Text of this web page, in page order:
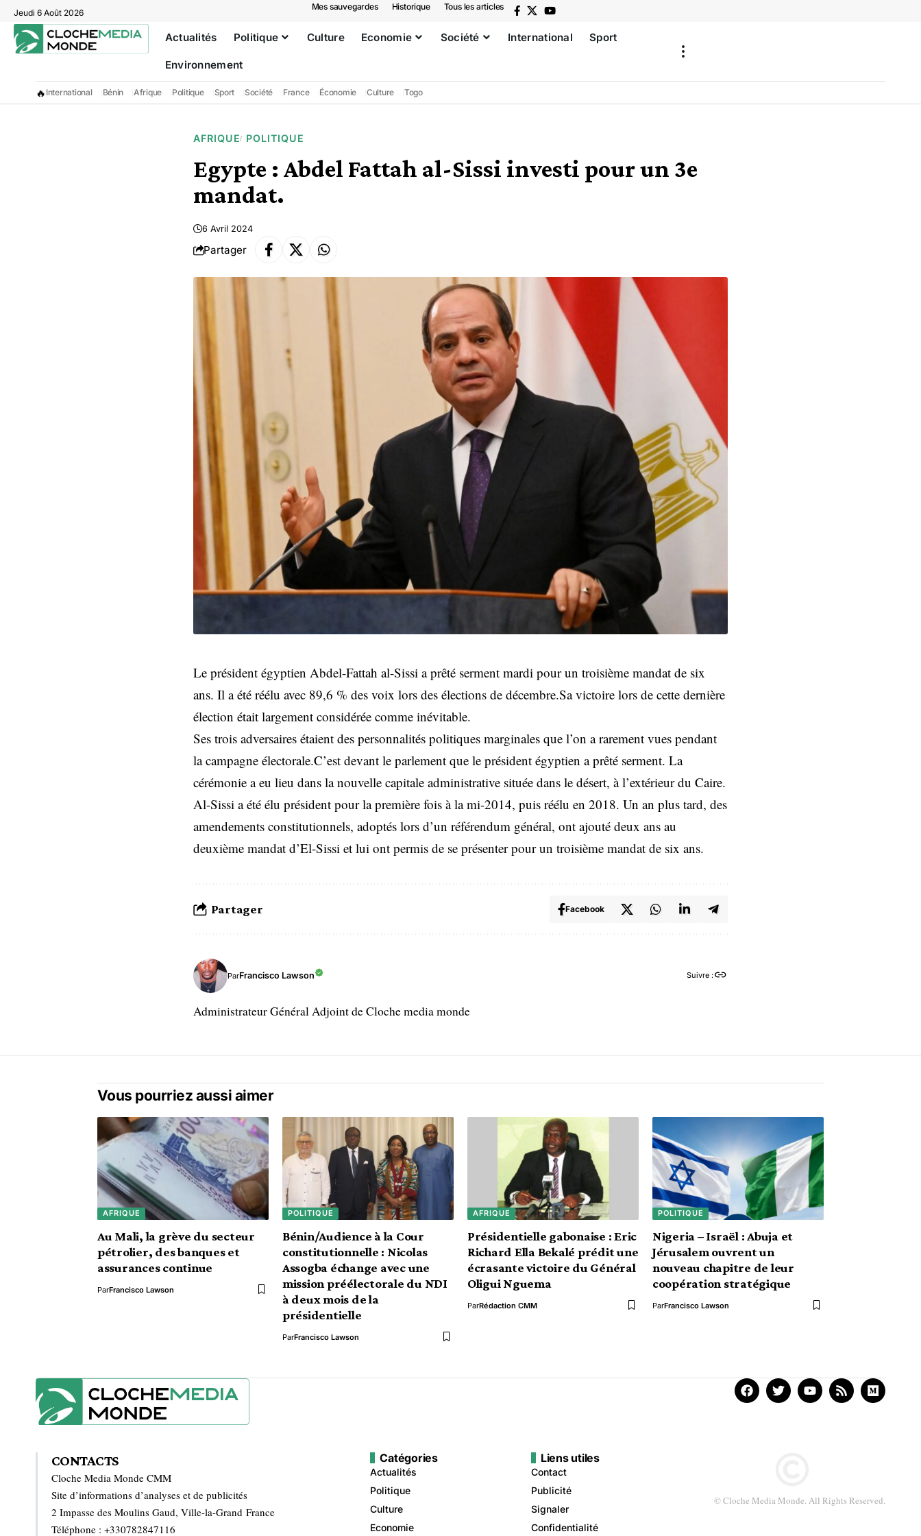
Jeudi 6 Août 2026
Mes sauvegardes Historique Tous les articles
Actualités Politique Culture Economie Société International Sport
Environnement
🔥 International Bénin Afrique Politique Sport Société France Économie Culture Togo
AFRIQUE POLITIQUE
Egypte : Abdel Fattah al-Sissi investi pour un 3e
mandat.
6 Avril 2024
Partager
Le président égyptien Abdel-Fattah al-Sissi a prêté serment mardi pour un troisième mandat de six
ans. Il a été réélu avec 89,6 % des voix lors des élections de décembre.Sa victoire lors de cette dernière
élection était largement considérée comme inévitable.
Ses trois adversaires étaient des personnalités politiques marginales que l’on a rarement vues pendant
la campagne électorale.C’est devant le parlement que le président égyptien a prêté serment. La
cérémonie a eu lieu dans la nouvelle capitale administrative située dans le désert, à l’extérieur du Caire.
Al-Sissi a été élu président pour la première fois à la mi-2014, puis réélu en 2018. Un an plus tard, des
amendements constitutionnels, adoptés lors d’un référendum général, ont ajouté deux ans au
deuxième mandat d’El-Sissi et lui ont permis de se présenter pour un troisième mandat de six ans.
Partager Facebook
ParFrancisco Lawson Suivre :
Administrateur Général Adjoint de Cloche media monde
Vous pourriez aussi aimer
AFRIQUE
Au Mali, la grève du secteur
pétrolier, des banques et
assurances continue
ParFrancisco Lawson
POLITIQUE
Bénin/Audience à la Cour
constitutionnelle : Nicolas
Assogba échange avec une
mission préélectorale du NDI
à deux mois de la
présidentielle
ParFrancisco Lawson
AFRIQUE
Présidentielle gabonaise : Eric
Richard Ella Bekalé prédit une
écrasante victoire du Général
Oligui Nguema
ParRédaction CMM
POLITIQUE
Nigeria – Israël : Abuja et
Jérusalem ouvrent un
nouveau chapitre de leur
coopération stratégique
ParFrancisco Lawson
CONTACTS
Cloche Media Monde CMM
Site d’informations d’analyses et de publicités
2 Impasse des Moulins Gaud, Ville-la-Grand France
Téléphone : +330782847116
Catégories
Actualités
Politique
Culture
Economie
Liens utiles
Contact
Publicité
Signaler
Confidentialité
© Cloche Media Monde. All Rights Reserved.